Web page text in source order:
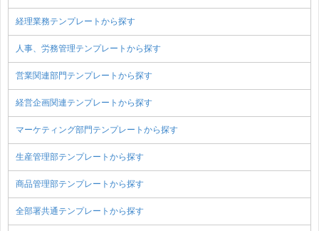
経理業務テンプレートから探す
人事、労務管理テンプレートから探す
営業関連部門テンプレートから探す
経営企画関連テンプレートから探す
マーケティング部門テンプレートから探す
生産管理部テンプレートから探す
商品管理部テンプレートから探す
全部署共通テンプレートから探す